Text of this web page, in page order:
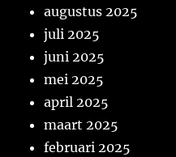
augustus 2025
juli 2025
juni 2025
mei 2025
april 2025
maart 2025
februari 2025